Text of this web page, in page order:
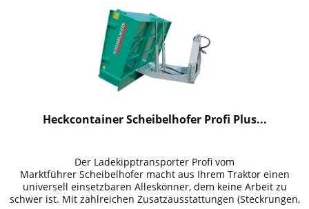
Heckcontainer Scheibelhofer Profi Plus...
Der Ladekipptransporter Profi vom
Marktführer Scheibelhofer macht aus Ihrem Traktor einen
universell einsetzbaren Alleskönner, dem keine Arbeit zu
schwer ist. Mit zahlreichen Zusatzausstattungen (Steckrungen,